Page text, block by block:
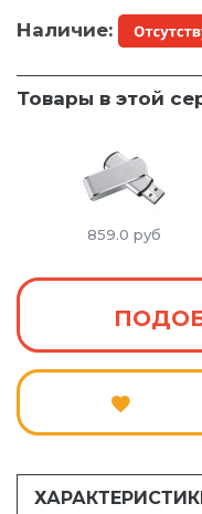
Наличие:
Товары в этой
859.0 руб